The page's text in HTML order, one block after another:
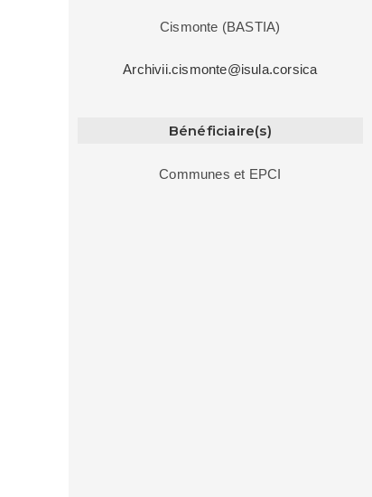
Cismonte (BASTIA)
Archivii.cismonte@isula.corsica
Bénéficiaire(s)
Communes et EPCI